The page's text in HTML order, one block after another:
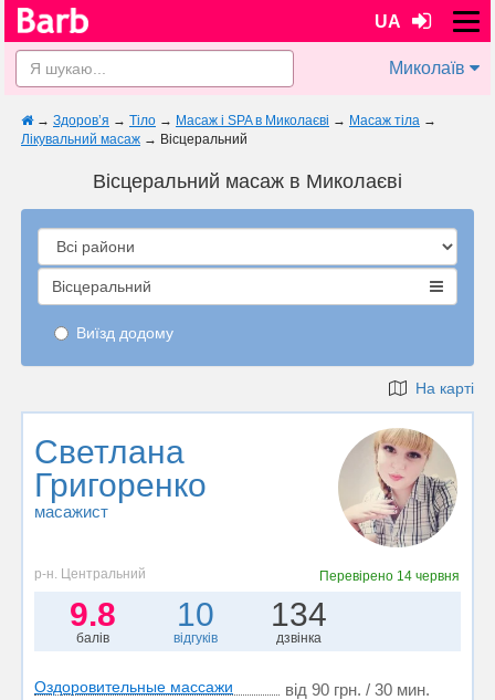
UA
Миколаїв
→ Здоров’я → Тіло → Масаж і SPA в Миколаєві → Масаж тіла →
Лікувальний масаж → Вісцеральний
Вісцеральний масаж в Миколаєві
Вісцеральний
Виїзд додому
На карті
Светлана
Григоренко
масажист
р-н. Центральний Перевірено 14 червня
9.8
балів
10
відгуків
134
дзвінка
Оздоровительные массажи від 90 грн. / 30 мин.